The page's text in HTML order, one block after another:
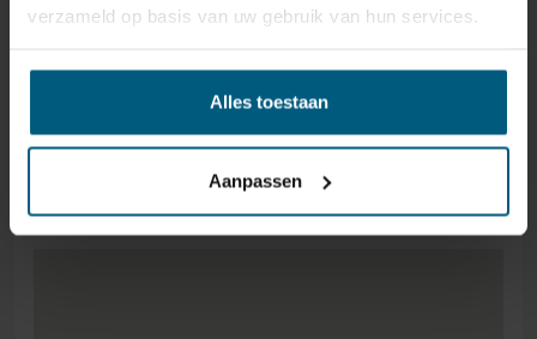
verzameld op basis van uw gebruik van hun services.
Alles toestaan
Aanpassen
AUS GEL-KALTSCHAUM
hochwertigem Gel-Kaltschaum, einem Material, das für
seine hervorragende Unterstützung und Belüftung
bekannt ist. Für zusätzliche Atmungsaktivität ist der
kann. Dies sorgt nicht nur für eine kühle und frische
IM UMKREIS VON 40 KM UM JEDE
MONTIEREN WIR
BOXSPRINGBETTEN/BETTEN AB
€ 1000,- KOSTENLOS.